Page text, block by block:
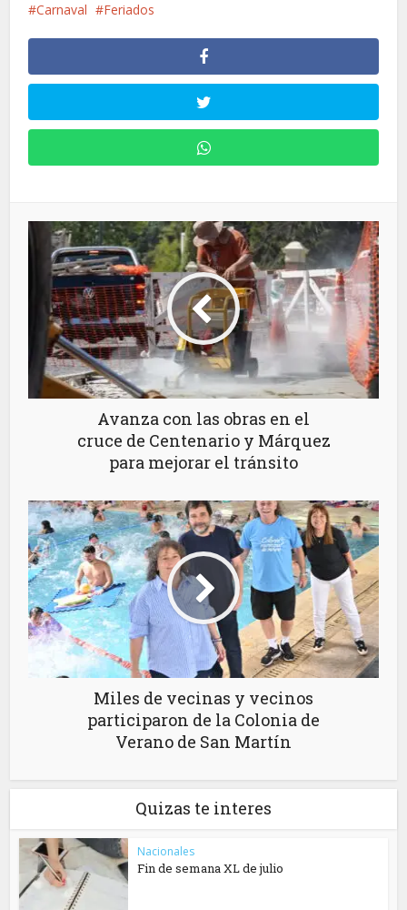
Carnaval Feriados
Avanza con las obras en el
cruce de Centenario y Márquez
para mejorar el tránsito
Miles de vecinas y vecinos
participaron de la Colonia de
Verano de San Martín
Quizas te interes
Nacionales
Fin de semana XL de julio